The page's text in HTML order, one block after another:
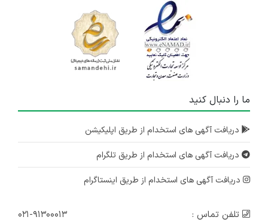
ما را دنبال کنید
دریافت آگهی های استخدام از طریق اپلیکیشن
دریافت آگهی های استخدام از طریق تلگرام
دریافت آگهی های استخدام از طریق اینستاگرام
تلفن تماس : ۰۲۱-۹۱۳۰۰۰۱۳